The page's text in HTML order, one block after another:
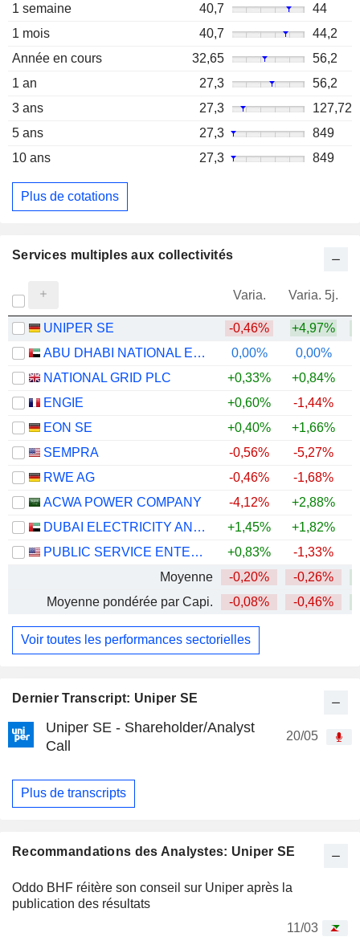
Dernier Transcript: Uniper SE
Uniper SE - Shareholder/Analyst
Call
20/05
Plus de transcripts
Recommandations des Analystes: Uniper SE
Oddo BHF réitère son conseil sur Uniper après la
publication des résultats
11/03
1 semaine 40,7
44
1 mois
40,7
44,2
Année en cours
32,65
56,2
1 an
27,3
56,2
3 ans
27,3
127,72
5 ans
27,3
849
10 ans
27,3 849
Plus de cotations
Services multiples aux collectivités
Varia. Varia. 5j.
UNIPER SE -0,46% +4,97%
ABU DHABI NATIONAL ENERGY COMPANY
0,00% 0,00%
NATIONAL GRID PLC
+0,33% +0,84%
ENGIE
+0,60% -1,44%
EON SE
+0,40% +1,66%
SEMPRA
-0,56% -5,27%
RWE AG
-0,46% -1,68%
ACWA POWER COMPANY
-4,12% +2,88%
DUBAI ELECTRICITY AND WATER AUTHORITY
+1,45% +1,82%
PUBLIC SERVICE ENTERPRISE GROUP, INC.
+0,83% -1,33%
Moyenne
-0,20% -0,26%
Moyenne pondérée par Capi.
-0,08% -0,46%
Voir toutes les performances sectorielles